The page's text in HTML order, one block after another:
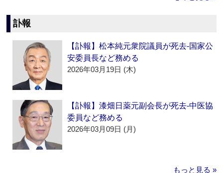
訃報
【訃報】松本純元衆院議員が死去‐国家公
安委員長など務める
2026年03月19日 (木)
【訃報】漆畑日薬元副会長が死去‐中医協
委員など務める
2026年03月09日 (月)
もっと見る »